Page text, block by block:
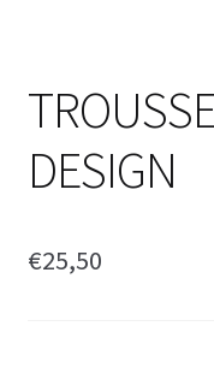
DESIGN
€25,50